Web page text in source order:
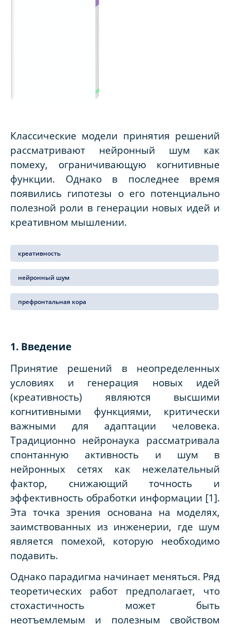
Классические модели принятия решений
рассматривают нейронный шум как
помеху, ограничивающую когнитивные
функции. Однако в последнее время
появились гипотезы о его потенциально
полезной роли в генерации новых идей и
креативном мышлении.
креативность
нейронный шум
префронтальная кора
1. Введение
Принятие решений в неопределенных
условиях и генерация новых идей
(креативность) являются высшими
когнитивными функциями, критически
важными для адаптации человека.
Традиционно нейронаука рассматривала
спонтанную активность и шум в
нейронных сетях как нежелательный
фактор, снижающий точность и
эффективность обработки информации [1].
Эта точка зрения основана на моделях,
заимствованных из инженерии, где шум
является помехой, которую необходимо
подавить.
Однако парадигма начинает меняться. Ряд
теоретических работ предполагает, что
стохастичность может быть
неотъемлемым и полезным свойством